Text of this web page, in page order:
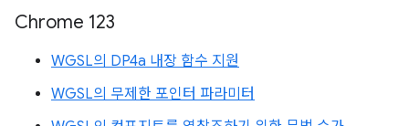
Chrome 123
WGSL의 DP4a 내장 함수 지원
WGSL의 무제한 포인터 파라미터